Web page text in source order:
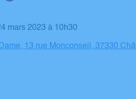
mars 2023 à 10h30
13 rue Monconseil, 37330